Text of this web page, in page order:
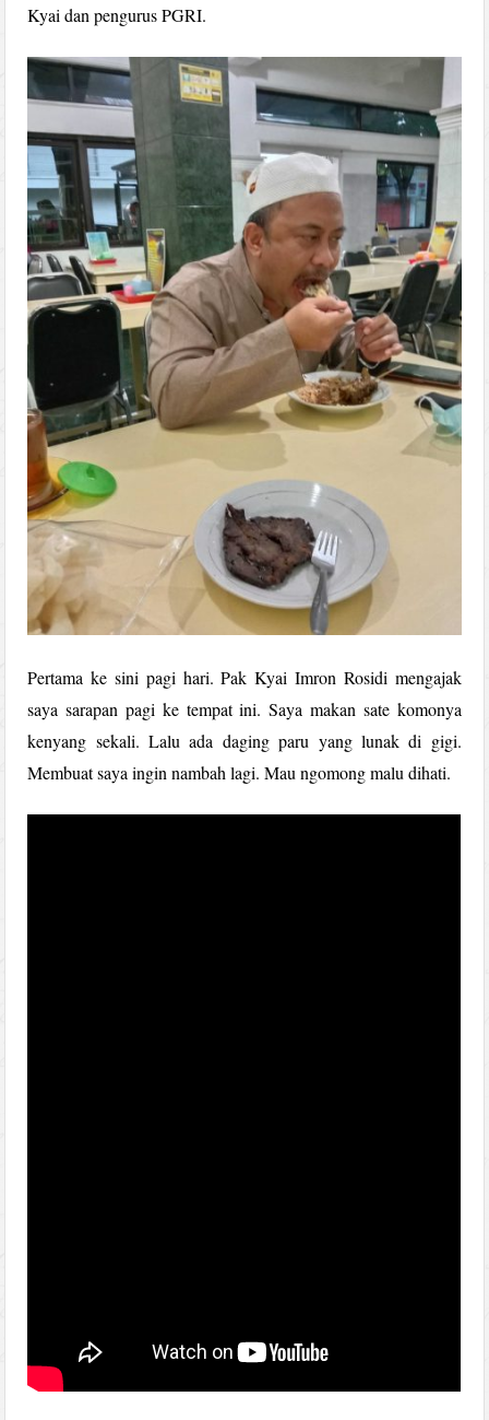
Kyai dan pengurus PGRI.
Pertama ke sini pagi hari. Pak Kyai Imron Rosidi mengajak
saya sarapan pagi ke tempat ini. Saya makan sate komonya
kenyang sekali. Lalu ada daging paru yang lunak di gigi.
Membuat saya ingin nambah lagi. Mau ngomong malu dihati.